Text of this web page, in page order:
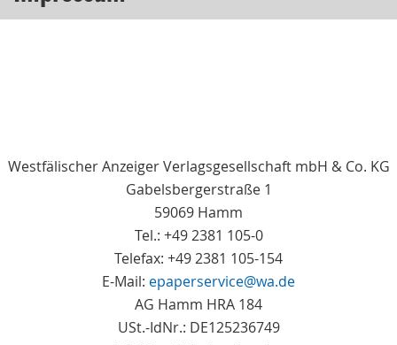
Westfälischer Anzeiger Verlagsgesellschaft mbH & Co. KG
Gabelsbergerstraße 1
59069 Hamm
Tel.: +49 2381 105-0
Telefax: +49 2381 105-154
E-Mail: epaperservice@wa.de
AG Hamm HRA 184
USt.-IdNr.: DE125236749